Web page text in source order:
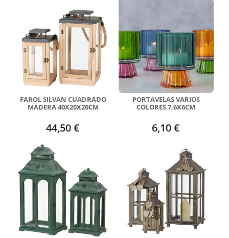
FAROL SILVAN CUADRADO
MADERA 40X20X20CM
44,50 €
PORTAVELAS VARIOS
COLORES 7,6X6CM
6,10 €